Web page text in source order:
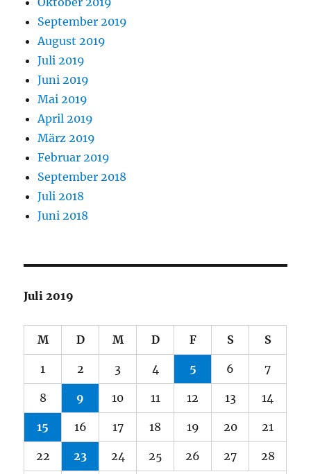
September 2019
August 2019
Juli 2019
Juni 2019
Mai 2019
April 2019
März 2019
Februar 2019
September 2018
Juli 2018
Juni 2018
Juli 2019
M D M D F S S
1 2 3 4 5 6 7
8 9 10 11 12 13 14
15 16 17 18 19 20 21
22 23 24 25 26 27 28